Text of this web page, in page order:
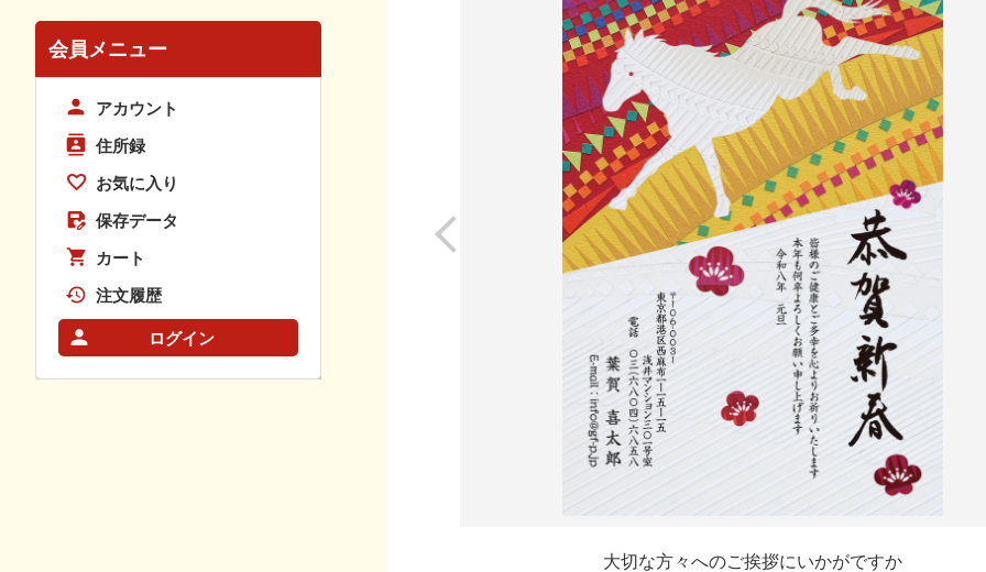
大切な方々へのご挨拶にいかがですか
会員メニュー
アカウント
住所録
お気に入り
保存データ
カート
注文履歴
ログイン